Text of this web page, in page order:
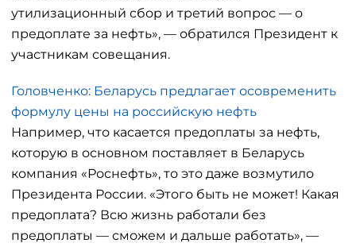
утилизационный сбор и третий вопрос — о
предоплате за нефть», — обратился Президент к
участникам совещания.
Головченко: Беларусь предлагает осовременить
формулу цены на российскую нефть
Например, что касается предоплаты за нефть,
которую в основном поставляет в Беларусь
компания «Роснефть», то это даже возмутило
Президента России. «Этого быть не может! Какая
предоплата? Всю жизнь работали без
предоплаты — сможем и дальше работать», —